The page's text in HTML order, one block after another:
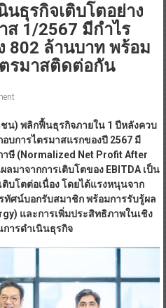
นธุรกิจเติบโตอย่าง
ส 1/2567 มีกำไร
802 ล้านบาท พร้อม
ตรมาสติดต่อกัน
น) พลิกฟื้นธุรกิจภายใน 1 ปีหลังควบ
บการไตรมาสแรกของปี 2567 มี
ษี (Normalized Net Profit After
มาจากการเติบโตของ EBITDA เป็น
บโตต่อเนื่อง โดยได้แรงหนุนจาก
ทัศน์บอกรับสมาชิก พร้อมการรับรู้ผล
และการเพิ่มประสิทธิภาพในเชิง
ารดำเนินธุรกิจ